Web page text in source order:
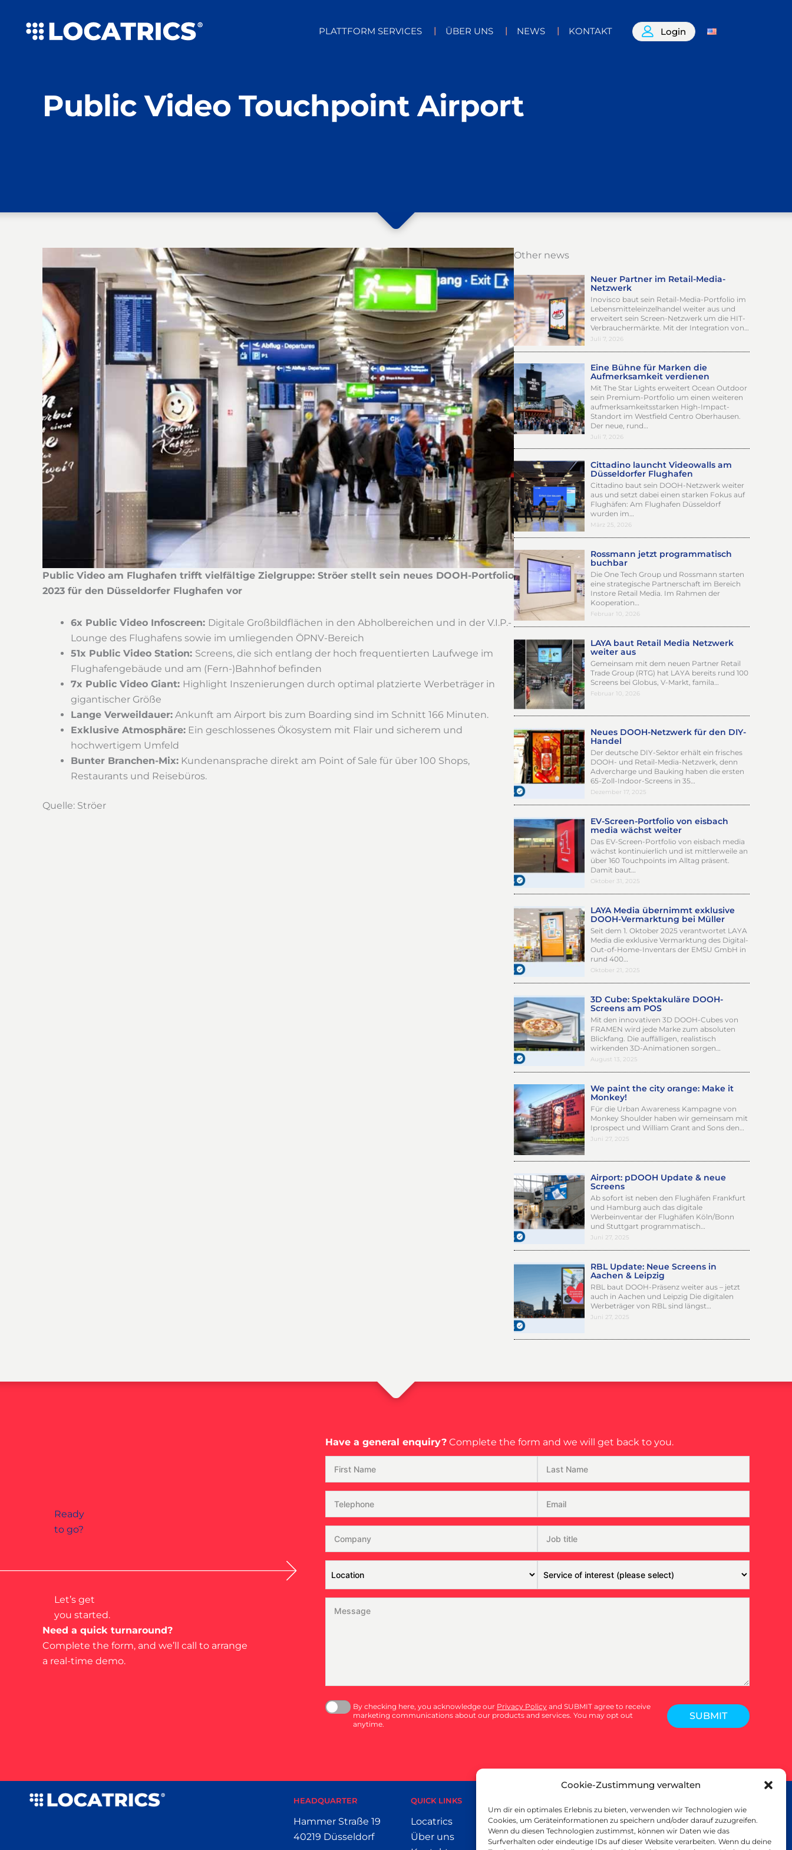
Cookie-Zustimmung verwalten
Um dir ein optimales Erlebnis zu bieten, verwenden wir Technologien wie
Cookies, um Geräteinformationen zu speichern und/oder darauf zuzugreifen.
Wenn du diesen Technologien zustimmst, können wir Daten wie das
Surfverhalten oder eindeutige IDs auf dieser Website verarbeiten. Wenn du deine
Inhalt
springen
PLATTFORM SERVICES ÜBER UNS NEWS KONTAKT Login
Public Video Touchpoint Airport
Public Video am Flughafen trifft vielfältige Zielgruppe: Ströer stellt sein neues DOOH-Portfolio
2023 für den Düsseldorfer Flughafen vor
6x Public Video Infoscreen: Digitale Großbildflächen in den Abholbereichen und in der V.I.P.-
Lounge des Flughafens sowie im umliegenden ÖPNV-Bereich
51x Public Video Station: Screens, die sich entlang der hoch frequentierten Laufwege im
Flughafengebäude und am (Fern-)Bahnhof befinden
7x Public Video Giant: Highlight Inszenierungen durch optimal platzierte Werbeträger in
gigantischer Größe
Lange Verweildauer: Ankunft am Airport bis zum Boarding sind im Schnitt 166 Minuten.
Exklusive Atmosphäre: Ein geschlossenes Ökosystem mit Flair und sicherem und
hochwertigem Umfeld
Bunter Branchen-Mix: Kundenansprache direkt am Point of Sale für über 100 Shops,
Restaurants und Reisebüros.
Quelle: Ströer
Other news
Neuer Partner im Retail-Media-
Netzwerk
Inovisco baut sein Retail-Media-Portfolio im
Lebensmitteleinzelhandel weiter aus und
erweitert sein Screen-Netzwerk um die HIT-
Verbrauchermärkte. Mit der Integration von…
Juli 7, 2026
Eine Bühne für Marken die
Aufmerksamkeit verdienen
Mit The Star Lights erweitert Ocean Outdoor
sein Premium-Portfolio um einen weiteren
aufmerksamkeitsstarken High-Impact-
Standort im Westfield Centro Oberhausen.
Der neue, rund…
Juli 7, 2026
Cittadino launcht Videowalls am
Düsseldorfer Flughafen
Cittadino baut sein DOOH-Netzwerk weiter
aus und setzt dabei einen starken Fokus auf
Flughäfen: Am Flughafen Düsseldorf
wurden im…
März 25, 2026
Rossmann jetzt programmatisch
buchbar
Die One Tech Group und Rossmann starten
eine strategische Partnerschaft im Bereich
Instore Retail Media. Im Rahmen der
Kooperation…
Februar 10, 2026
LAYA baut Retail Media Netzwerk
weiter aus
Gemeinsam mit dem neuen Partner Retail
Trade Group (RTG) hat LAYA bereits rund 100
Screens bei Globus, V-Markt, famila…
Februar 10, 2026
Neues DOOH-Netzwerk für den DIY-
Handel
Der deutsche DIY-Sektor erhält ein frisches
DOOH- und Retail-Media-Netzwerk, denn
Advercharge und Bauking haben die ersten
65-Zoll-Indoor-Screens in 35…
Dezember 17, 2025
EV-Screen-Portfolio von eisbach
media wächst weiter
Das EV-Screen-Portfolio von eisbach media
wächst kontinuierlich und ist mittlerweile an
über 160 Touchpoints im Alltag präsent.
Damit baut…
Oktober 31, 2025
LAYA Media übernimmt exklusive
DOOH-Vermarktung bei Müller
Seit dem 1. Oktober 2025 verantwortet LAYA
Media die exklusive Vermarktung des Digital-
Out-of-Home-Inventars der EMSU GmbH in
rund 400…
Oktober 21, 2025
3D Cube: Spektakuläre DOOH-
Screens am POS
Mit den innovativen 3D DOOH-Cubes von
FRAMEN wird jede Marke zum absoluten
Blickfang. Die auffälligen, realistisch
wirkenden 3D-Animationen sorgen…
August 13, 2025
We paint the city orange: Make it
Monkey!
Für die Urban Awareness Kampagne von
Monkey Shoulder haben wir gemeinsam mit
Iprospect und William Grant and Sons den…
Juni 27, 2025
Airport: pDOOH Update & neue
Screens
Ab sofort ist neben den Flughäfen Frankfurt
und Hamburg auch das digitale
Werbeinventar der Flughäfen Köln/Bonn
und Stuttgart programmatisch…
Juni 27, 2025
RBL Update: Neue Screens in
Aachen & Leipzig
RBL baut DOOH-Präsenz weiter aus – jetzt
auch in Aachen und Leipzig Die digitalen
Werbeträger von RBL sind längst…
Juni 27, 2025
Ready
to go?
Let’s get
you started.
Need a quick turnaround?
Complete the form, and we’ll call to arrange
a real-time demo.
Have a general enquiry? Complete the form and we will get back to you.
By checking here, you acknowledge our Privacy Policy and SUBMIT agree to receive
marketing communications about our products and services. You may opt out
anytime.
SUBMIT
HEADQUARTER
Hammer Straße 19
40219 Düsseldorf
QUICK LINKS
Locatrics
Über uns
Datenschutzerklärung
Nachhaltigkeit